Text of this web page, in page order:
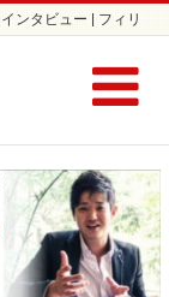
タビュー | フィリ